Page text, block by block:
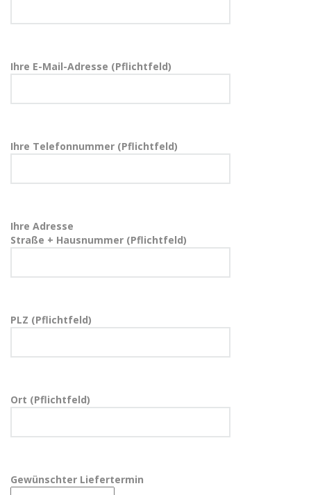
Ihre E-Mail-Adresse (Pflichtfeld)
Ihre Telefonnummer (Pflichtfeld)
Ihre Adresse
Straße + Hausnummer (Pflichtfeld)
PLZ (Pflichtfeld)
Ort (Pflichtfeld)
Gewünschter Liefertermin